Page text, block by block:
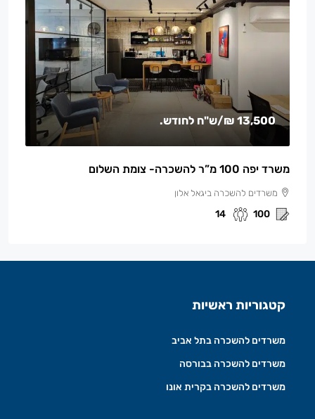
13,500 ₪ /ש"ח לחודש.
משרד יפה 100 מ”ר להשכרה- צומת השלום
משרדים להשכרה ביגאל אלון
100
14
קטגוריות ראשיות
משרדים להשכרה בתל אביב
משרדים להשכרה בבורסה
משרדים להשכרה בקרית אונו